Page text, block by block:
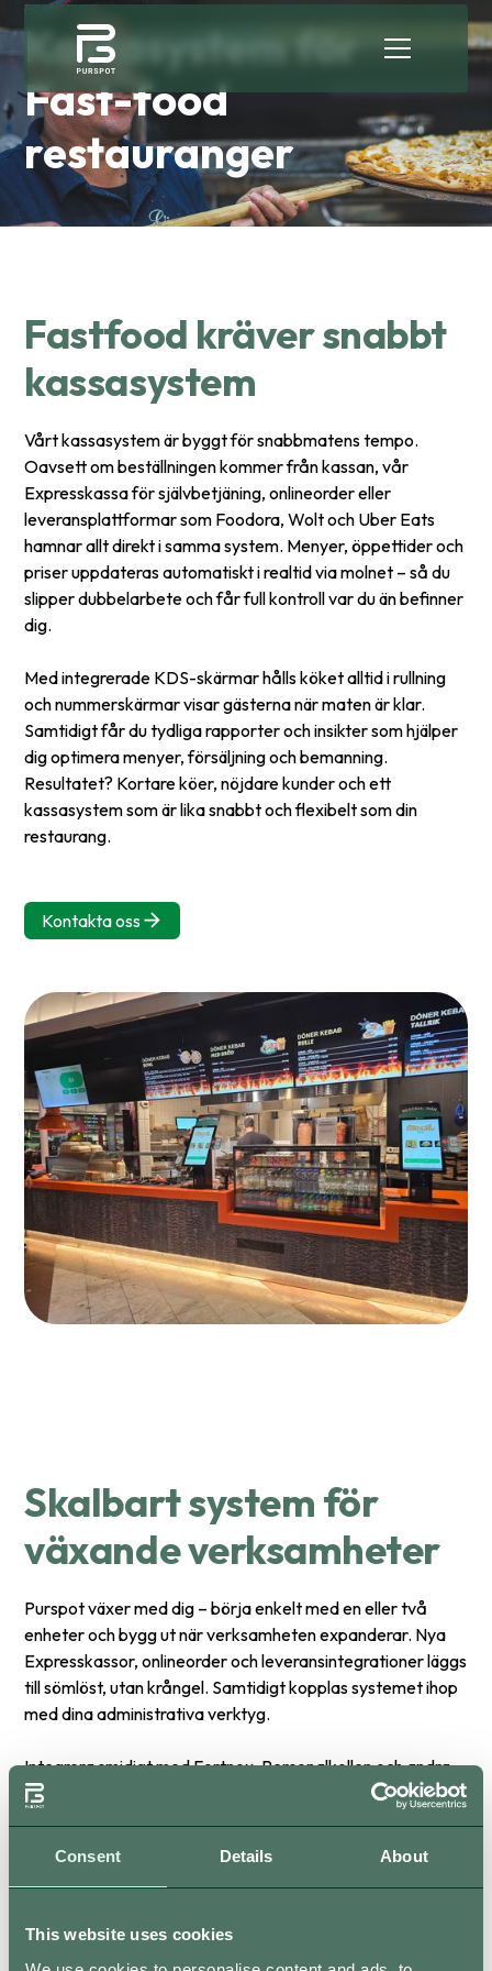
Consent Details About
This website uses cookies
BRANSCHER
Kassasystem för
Fast-food
restauranger
Fastfood kräver snabbt
kassasystem
Vårt kassasystem är byggt för snabbmatens tempo.
Oavsett om beställningen kommer från kassan, vår
Expresskassa för självbetjäning, onlineorder eller
leveransplattformar som Foodora, Wolt och Uber Eats
hamnar allt direkt i samma system. Menyer, öppettider och
priser uppdateras automatiskt i realtid via molnet – så du
slipper dubbelarbete och får full kontroll var du än befinner
dig.
Med integrerade KDS-skärmar hålls köket alltid i rullning
och nummerskärmar visar gästerna när maten är klar.
Samtidigt får du tydliga rapporter och insikter som hjälper
dig optimera menyer, försäljning och bemanning.
Resultatet? Kortare köer, nöjdare kunder och ett
kassasystem som är lika snabbt och flexibelt som din
restaurang.
Kontakta oss
Skalbart system för
växande verksamheter
Purspot växer med dig – börja enkelt med en eller två
enheter och bygg ut när verksamheten expanderar. Nya
Expresskassor, onlineorder och leveransintegrationer läggs
till sömlöst, utan krångel. Samtidigt kopplas systemet ihop
med dina administrativa verktyg.
Integrera smidigt med Fortnox, Personalkollen och andra
lösningar för ekonomi, personal och rapportering, så att
liten foodtruck eller en kedja med flera restauranger får du
utveckla din restaurang.